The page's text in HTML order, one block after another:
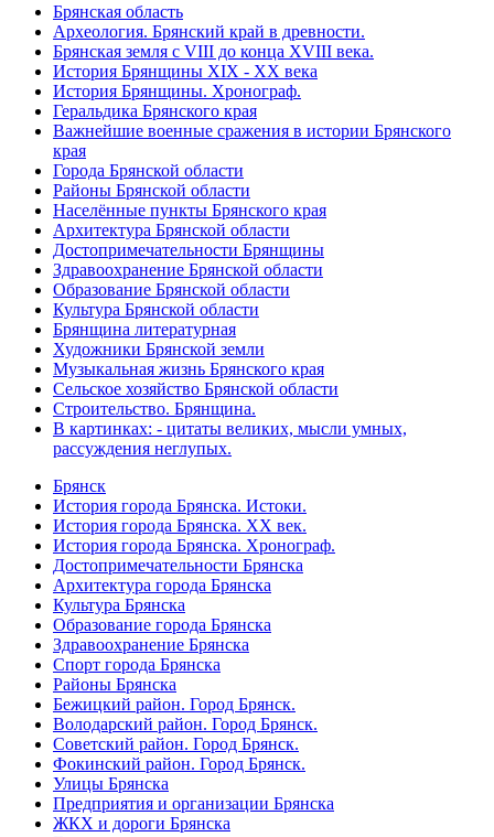
Брянская область
Археология. Брянский край в древности.
Брянская земля с VIII до конца XVIII века.
История Брянщины XIX - XX века
История Брянщины. Хронограф.
Геральдика Брянского края
Важнейшие военные сражения в истории Брянского
края
Города Брянской области
Районы Брянской области
Населённые пункты Брянского края
Архитектура Брянской области
Достопримечательности Брянщины
Здравоохранение Брянской области
Образование Брянской области
Культура Брянской области
Брянщина литературная
Художники Брянской земли
Музыкальная жизнь Брянского края
Сельское хозяйство Брянской области
Строительство. Брянщина.
В картинках: - цитаты великих, мысли умных,
рассуждения неглупых.
Брянск
История города Брянска. Истоки.
История города Брянска. XX век.
История города Брянска. Хронограф.
Достопримечательности Брянска
Архитектура города Брянска
Культура Брянска
Образование города Брянска
Здравоохранение Брянска
Спорт города Брянска
Районы Брянска
Бежицкий район. Город Брянск.
Володарский район. Город Брянск.
Советский район. Город Брянск.
Фокинский район. Город Брянск.
Улицы Брянска
Предприятия и организации Брянска
ЖКХ и дороги Брянска